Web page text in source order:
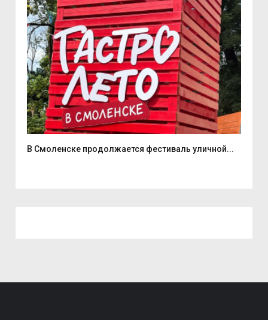
В Смоленске продолжается фестиваль уличной...